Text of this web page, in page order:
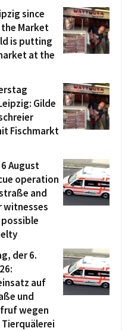
since
Market
is putting
at the
Gilde
Fischmarkt
August
operation
and
witnesses
der 6.
auf
und
wegen